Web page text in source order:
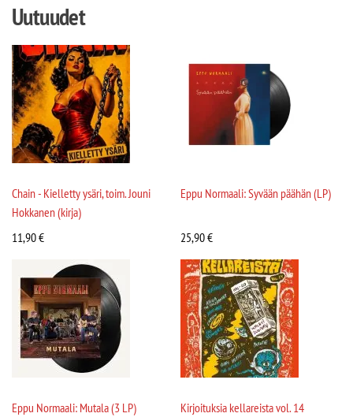
Uutuudet
Chain - Kielletty ysäri, toim. Jouni
Hokkanen (kirja)
11,90€
Eppu Normaali: Syvään päähän (LP)
25,90€
Eppu Normaali: Mutala (3 LP)
Kirjoituksia kellareista vol. 14